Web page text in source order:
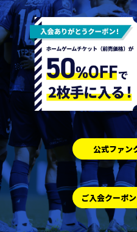
公式ファン
ご入会クーポ